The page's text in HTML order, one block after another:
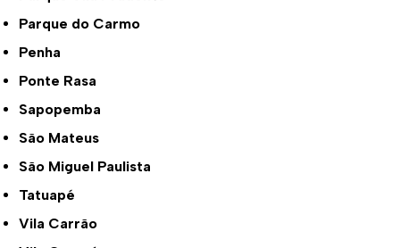
Parque do Carmo
Penha
Ponte Rasa
Sapopemba
São Mateus
São Miguel Paulista
Tatuapé
Vila Carrão